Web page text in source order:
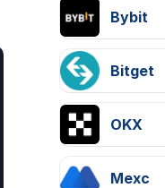
Bybit
Bitget
OKX
Mexc